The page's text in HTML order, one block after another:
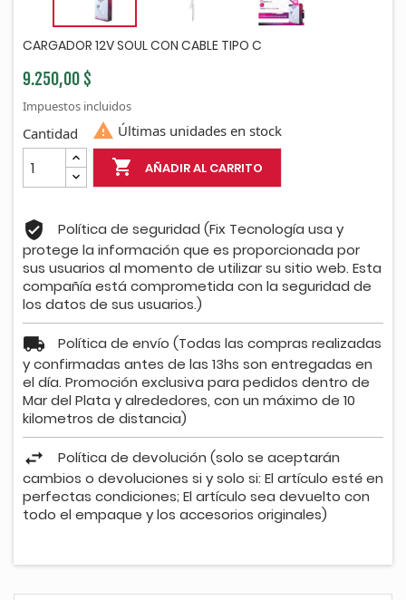
CARGADOR 12V SOUL CON CABLE TIPO C
9.250,00 $
Impuestos incluidos
Cantidad
 AÑADIR AL CARRITO
 Últimas unidades en stock
Política de seguridad (Fix Tecnología usa y
protege la información que es proporcionada por
sus usuarios al momento de utilizar su sitio web. Esta
compañía está comprometida con la seguridad de
los datos de sus usuarios.)
Política de envío (Todas las compras realizadas
y confirmadas antes de las 13hs son entregadas en
el día. Promoción exclusiva para pedidos dentro de
Mar del Plata y alrededores, con un máximo de 10
kilometros de distancia)
Política de devolución (solo se aceptarán
cambios o devoluciones si y solo si: El artículo esté en
perfectas condiciones; El artículo sea devuelto con
todo el empaque y los accesorios originales)